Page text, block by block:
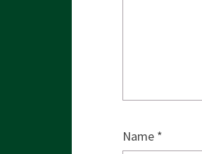
Name *